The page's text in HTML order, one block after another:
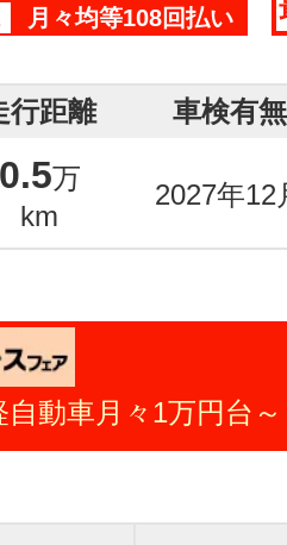
月々均等108回払い
行距離 車検有無
0.5万
km
2027年12
動車月々1万円台～